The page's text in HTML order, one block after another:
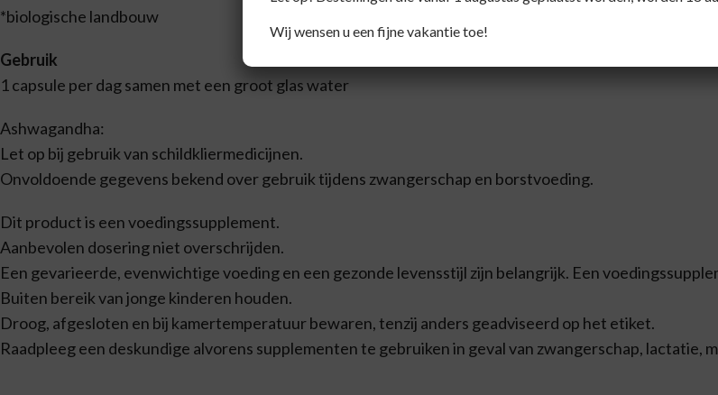
*biologische landbouw
Gebruik
1 capsule per dag samen met een groot glas water
Ashwagandha:
Let op bij gebruik van schildkliermedicijnen.
Onvoldoende gegevens bekend over gebruik tijdens zwangerschap en borstvoeding.
Dit product is een voedingssupplement.
Aanbevolen dosering niet overschrijden.
Een gevarieerde, evenwichtige voeding en een gezonde levensstijl zijn belangrijk. Een
Buiten bereik van jonge kinderen houden.
Droog, afgesloten en bij kamertemperatuur bewaren, tenzij anders geadviseerd op het etiket.
Raadpleeg een deskundige alvorens supplementen te gebruiken in geval van zwangerschap, lactatie,
Wij wensen u een fijne vakantie toe!